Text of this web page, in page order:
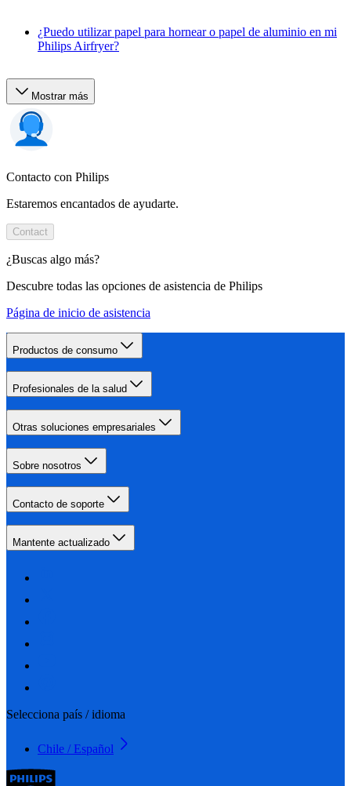
¿Puedo utilizar papel para hornear o papel de aluminio en mi
Philips Airfryer?
Mostrar más
Contacto con Philips
Estaremos encantados de ayudarte.
Contact
¿Buscas algo más?
Descubre todas las opciones de asistencia de Philips
Página de inicio de asistencia
Productos de consumo
Profesionales de la salud
Otras soluciones empresariales
Sobre nosotros
Contacto de soporte
Mantente actualizado
Selecciona país / idioma
Chile / Español